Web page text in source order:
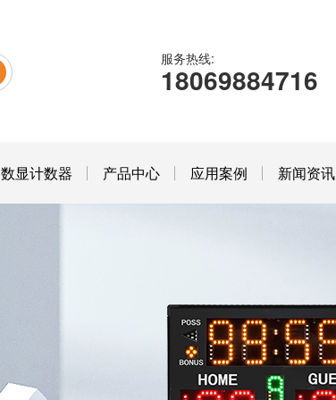
服务热线:
18069884716
数显计数器 产品中心 应用案例 新闻资讯